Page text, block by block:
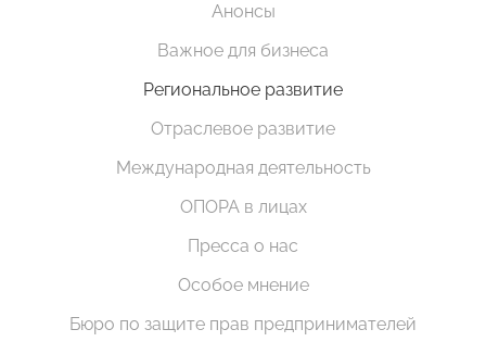
Анонсы
Важное для бизнеса
Региональное развитие
Отраслевое развитие
Международная деятельность
ОПОРА в лицах
Пресса о нас
Особое мнение
Бюро по защите прав предпринимателей